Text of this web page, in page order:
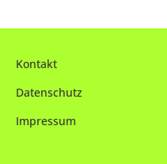
Kontakt
Datenschutz
Impressum